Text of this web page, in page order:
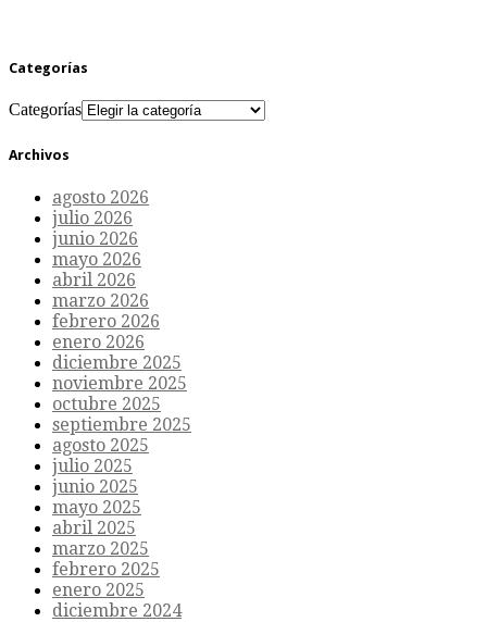
Categorías
Categorías
Archivos
agosto 2026
julio 2026
junio 2026
mayo 2026
abril 2026
marzo 2026
febrero 2026
enero 2026
diciembre 2025
noviembre 2025
octubre 2025
septiembre 2025
agosto 2025
julio 2025
junio 2025
mayo 2025
abril 2025
marzo 2025
febrero 2025
enero 2025
diciembre 2024